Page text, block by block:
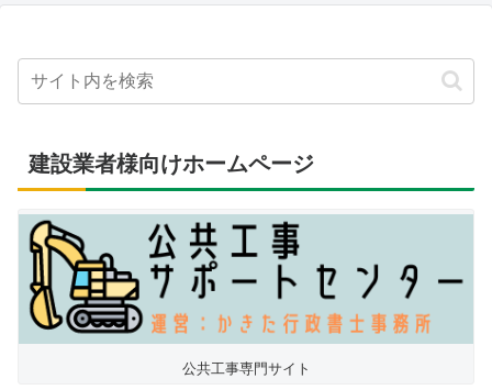
建設業者様向けホームページ
公共工事専門サイト